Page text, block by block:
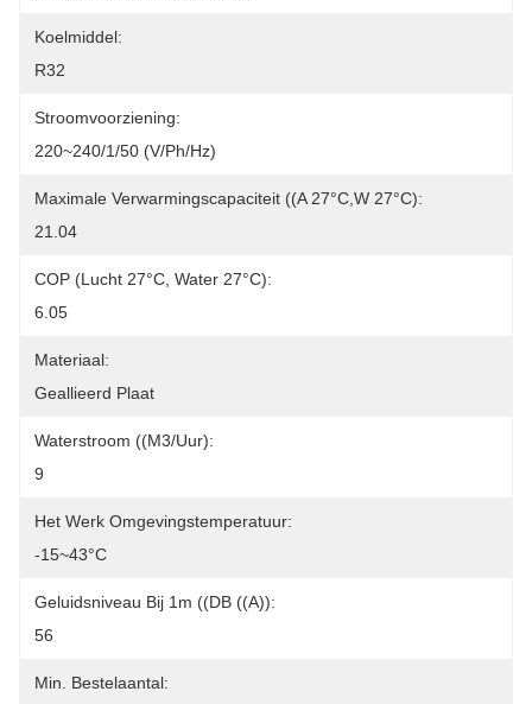
Koelmiddel:
R32
Stroomvoorziening:
220~240/1/50 (V/Ph/Hz)
Maximale Verwarmingscapaciteit ((A 27°C,W 27°C):
21.04
COP (lucht 27°C, Water 27°C):
6.05
Materiaal:
Geallieerd Plaat
Waterstroom ((m3/uur):
9
Het Werk Omgevingstemperatuur:
-15~43°C
Geluidsniveau Bij 1m ((dB ((A)):
56
Min. Bestelaantal: